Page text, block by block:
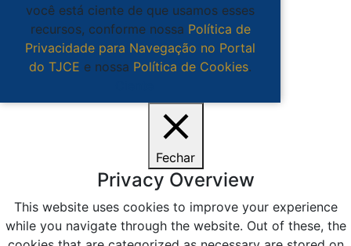
você está ciente de que usamos esses
recursos, conforme nossa Política de
Privacidade para Navegação no Portal
do TJCE e nossa Política de Cookies.
Fechar
Privacy Overview
This website uses cookies to improve your experience
while you navigate through the website. Out of these, the